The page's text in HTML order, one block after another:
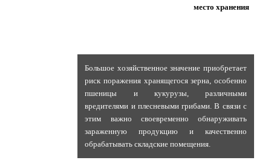
место хранения
Большое хозяйственное значение приобретает
риск поражения хранящегося зерна, особенно
пшеницы и кукурузы, различными
вредителями и плесневыми грибами. В связи с
этим важно своевременно обнаруживать
зараженную продукцию и качественно
обрабатывать складские помещения.